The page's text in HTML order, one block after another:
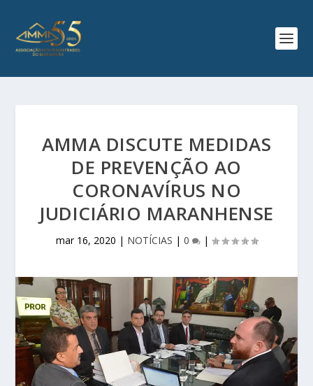
AMMA DISCUTE MEDIDAS
DE PREVENÇÃO AO
CORONAVÍRUS NO
JUDICIÁRIO MARANHENSE
mar 16, 2020 | NOTÍCIAS | 0 |